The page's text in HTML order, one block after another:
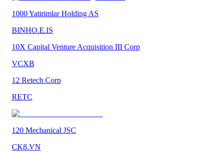
1000 Yatirimlar Holding AS
BINHO.E.IS
10X Capital Venture Acquisition III Corp
VCXB
12 Retech Corp
RETC
120 Mechanical JSC
CK8.VN